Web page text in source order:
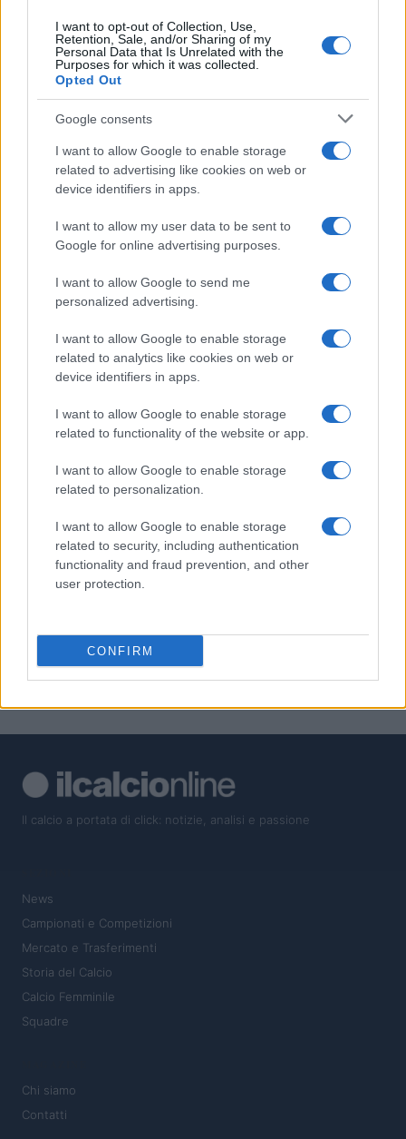
I want to opt-out of Collection, Use,
Retention, Sale, and/or Sharing of my
Personal Data that Is Unrelated with the
Purposes for which it was collected.
Opted Out
Google consents
I want to allow Google to enable storage
related to advertising like cookies on web or
device identifiers in apps.
I want to allow my user data to be sent to
Google for online advertising purposes.
I want to allow Google to send me
personalized advertising.
I want to allow Google to enable storage
related to analytics like cookies on web or
device identifiers in apps.
I want to allow Google to enable storage
related to functionality of the website or app.
I want to allow Google to enable storage
related to personalization.
I want to allow Google to enable storage
related to security, including authentication
functionality and fraud prevention, and other
user protection.
CONFIRM
CAMPIONATI E COMPETIZIONI
Calcio dilettantistico Emilia-Romagna: pubblicati i calendari
dei campionati giovanili
Liverpool vs Monaco: la sfida di Victor Munoz e le novità di
Regole e norme del campionato di calciobalilla CSI Bergamo:
tutto ciò che devi sapere
Calcio dilettantistico Emilia-Romagna: pubblicati i calendari
dei campionati giovanili
Giorgia Meloni ricorda la tragedia di Marcinelle e avverte
5 Novità e iscrizioni per il calcio giovanile UISP 2026-2027
Il calcio a portata di click: notizie, analisi e passione
News
Campionati e Competizioni
Mercato e Trasferimenti
Storia del Calcio
Calcio Femminile
Squadre
Chi siamo
Contatti